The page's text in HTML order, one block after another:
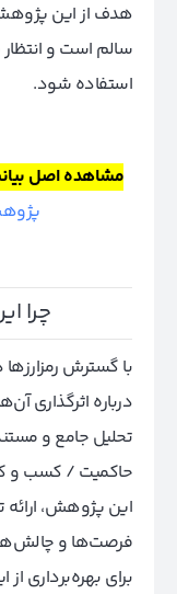
هدف از این
سالم است و
استفاده شود.
مشاهده اصل
چرا
با گسترش
درباره اثرگذاری
تحلیل جامع و
حاکمیت / کسب و
این پژوهش، ارائه
فرصت‌ها و
برای بهره‌برداری